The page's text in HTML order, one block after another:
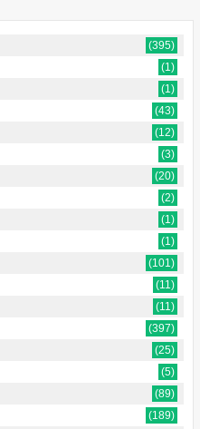
(395)
(1)
(1)
(43)
(12)
(3)
(20)
(2)
(1)
(1)
(101)
(11)
(11)
(397)
(25)
(5)
(89)
(189)